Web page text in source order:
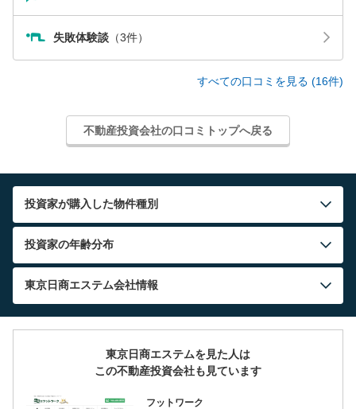
失敗体験談 （3件）
すべての口コミを見る (16件)
不動産投資会社の口コミトップへ戻る
投資家が購入した物件種別
投資家の年齢分布
東京日商エステム会社情報
東京日商エステムを見た人は
この不動産投資会社も見ています
フットワーク